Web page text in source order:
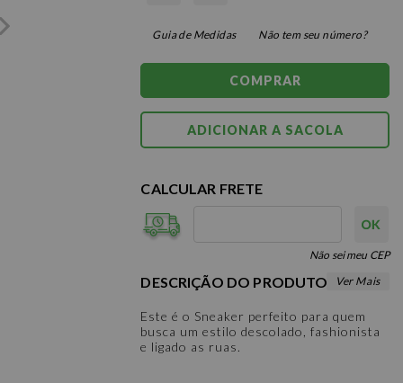
Não tem seu número?
Guia de Medidas
COMPRAR
CALCULAR FRETE
Não sei meu CEP
DESCRIÇÃO DO PRODUTO
Este é o Sneaker perfeito para quem
busca um estilo descolado, fashionista
e ligado as ruas.